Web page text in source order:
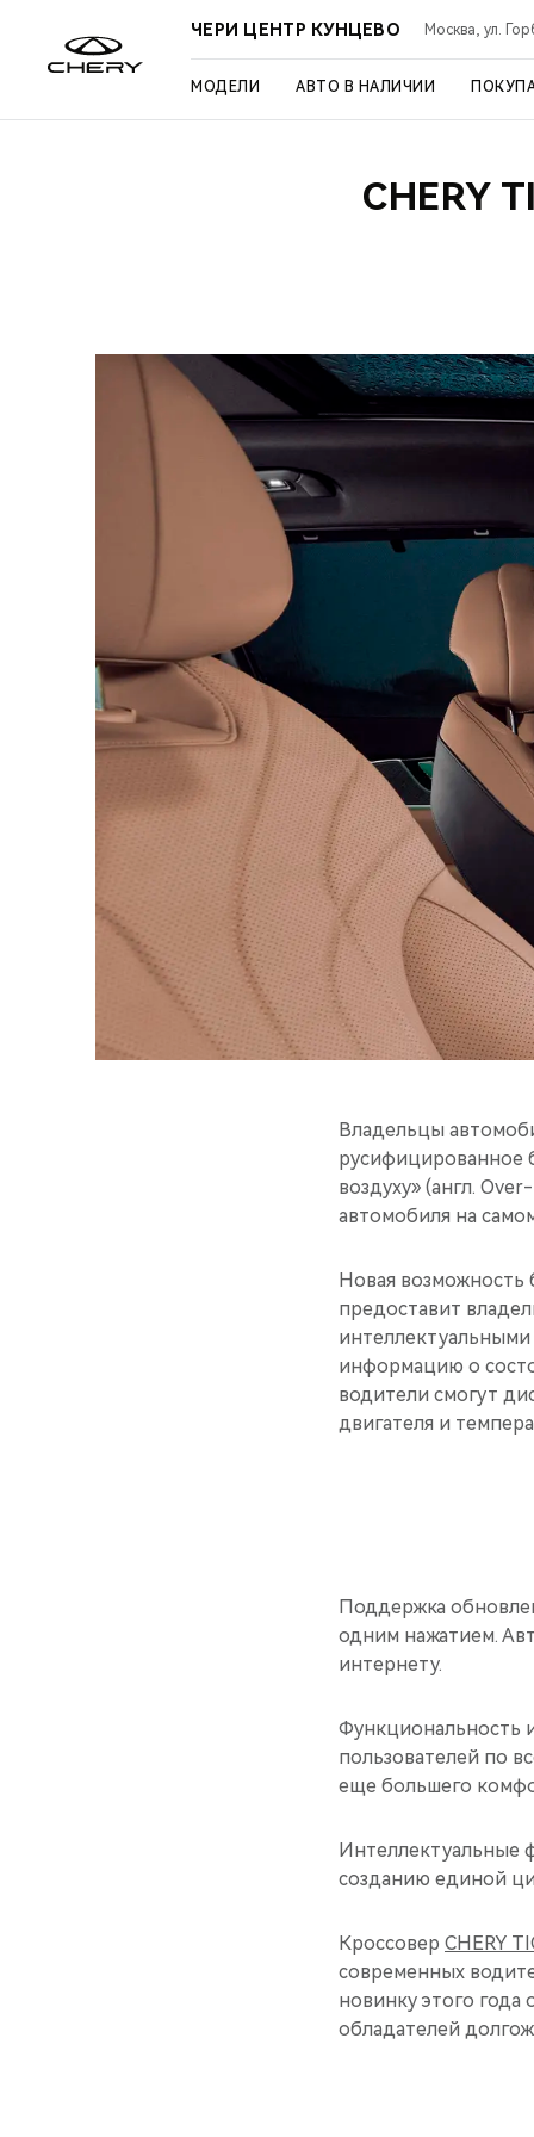
ЧЕРИ ЦЕНТР КУНЦЕВО Москва, ул.
МОДЕЛИ АВТО В НАЛИЧИИ
CHERY
Владельцы
русифицированное
воздуху» (англ.
автомобиля на
Новая возможность
предоставит
информацию о
водители смогут
двигателя и
Поддержка
одним нажатием.
интернету.
Функциональность
пользователей по
еще большего
Интеллектуальные
созданию единой
Кроссовер CHERY
современных
новинку этого года
обладателей